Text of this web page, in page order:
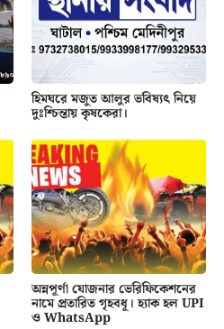
হিমঘরে মজুত আলুর ভবিষ্যৎ নিয়ে
দুঃশ্চিন্তায় কৃষকেরা।
অন্নপূর্ণা যোজনার ভেরিফিকেশনের
নামে প্রতারিত গৃহবধূ। হ্যাক হল UPI
ও WhatsApp